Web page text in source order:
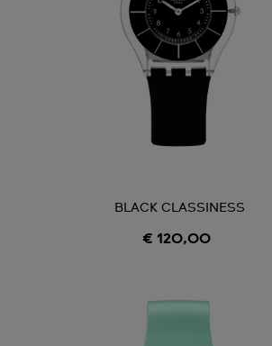
BLACK CLASSINESS
€ 120,00